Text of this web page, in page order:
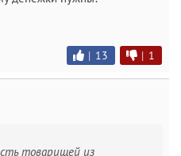
| 13 | 1
товарищей из